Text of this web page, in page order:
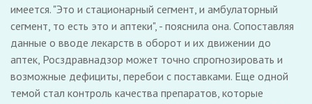
имеется. "Это и стационарный сегмент, и амбулаторный
сегмент, то есть это и аптеки", - пояснила она. Сопоставляя
данные о вводе лекарств в оборот и их движении до
аптек, Росздравнадзор может точно спрогнозировать и
возможные дефициты, перебои с поставками. Еще одной
темой стал контроль качества препаратов, которые